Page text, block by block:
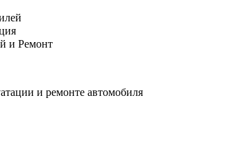
и Ремонт
и ремонте автомобиля